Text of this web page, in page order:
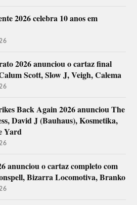
2026 celebra 10 anos em
2026 anunciou o cartaz final
Scott, Slow J, Veigh, Calema
Back Again 2026 anunciou The
David J (Bauhaus), Kosmetika,
Yard
anunciou o cartaz completo com
Bizarra Locomotiva, Branko